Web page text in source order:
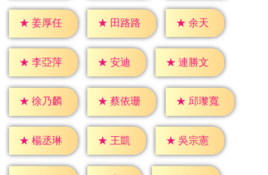
★ 姜厚任 ★ 田路路 ★ 余天
★ 李亞萍 ★ 安迪 ★ 連勝文
★ 徐乃麟 ★ 蔡依珊 ★ 邱瓈寬
★ 楊丞琳 ★ 王凱 ★ 吳宗憲